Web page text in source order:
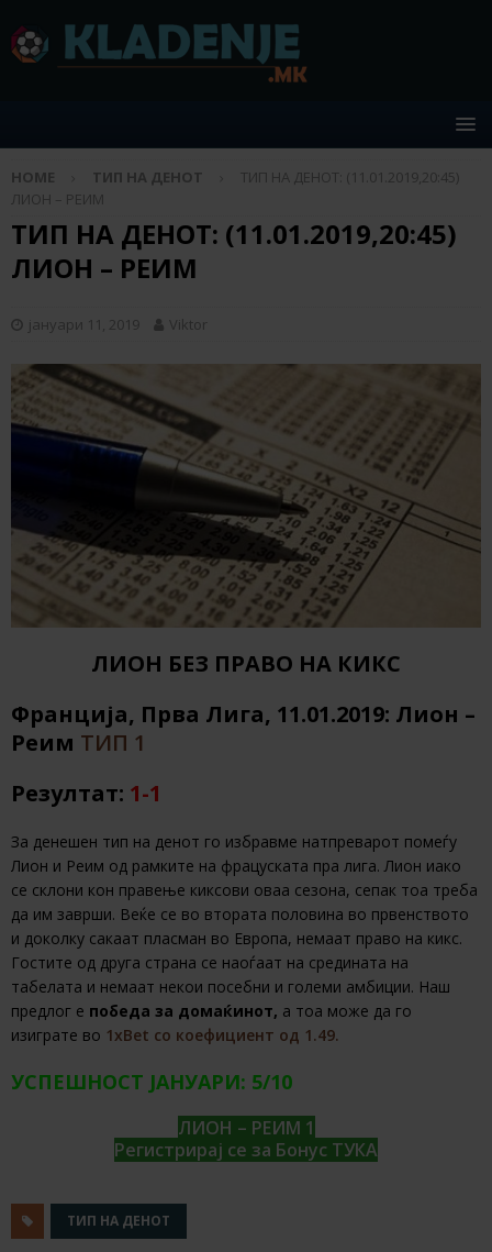
HOME ТИП НА ДЕНОТ
ТИП НА ДЕНОТ: (11.01.2019,20:45)
ЛИОН – РЕИМ
ТИП НА ДЕНОТ: (11.01.2019,20:45)
ЛИОН – РЕИМ
јануари 11, 2019 Viktor
ЛИОН БЕЗ ПРАВО НА КИКС
Франција, Прва Лига, 11.01.2019: Лион –
Реим ТИП 1
Резултат: 1-1
За денешен тип на денот го избравме натпреварот помеѓу
Лион и Реим од рамките на фрацуската пра лига. Лион иако
се склони кон правење киксови оваа сезона, сепак тоа треба
да им заврши. Веќе се во втората половина во првенството
и доколку сакаат пласман во Европа, немаат право на кикс.
Гостите од друга страна се наоѓаат на средината на
табелата и немаат некои посебни и големи амбиции. Наш
предлог е победа за домаќинот, а тоа може да го
изиграте во 1xBet со коефициент од 1.49.
УСПЕШНОСТ ЈАНУАРИ: 5/10
ЛИОН – РЕИМ 1
Регистрирај се за Бонус ТУКА
ТИП НА ДЕНОТ